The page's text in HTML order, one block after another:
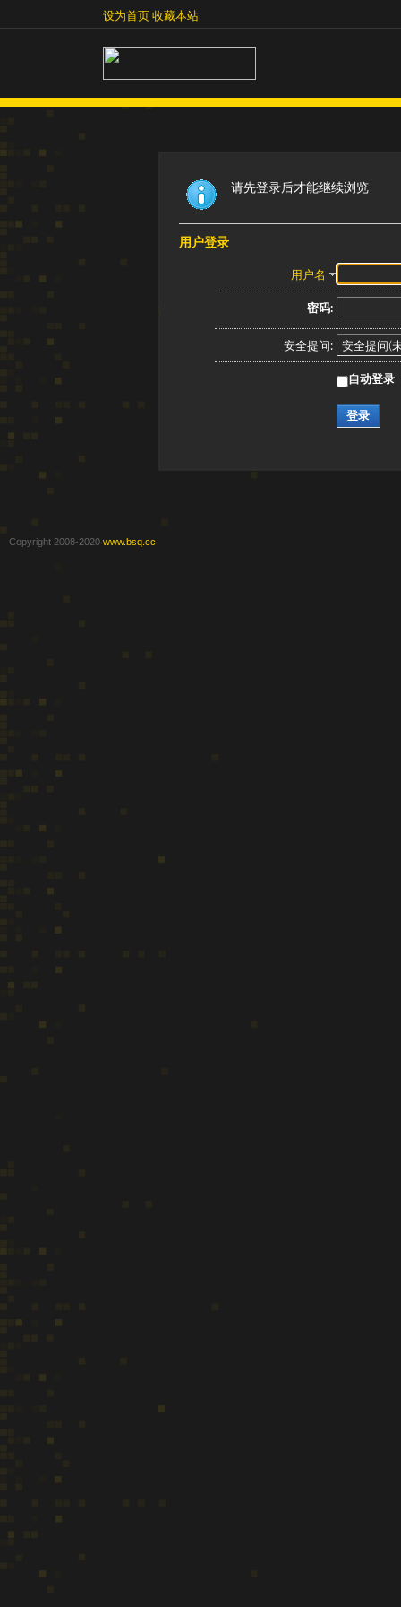
收藏本站设为首页收藏本站
请先登录后才能继续浏览
用户登录
用户名
密码:
安全提问:
自动登录
登录
Copyright 2008-2020 www.bsq.cc